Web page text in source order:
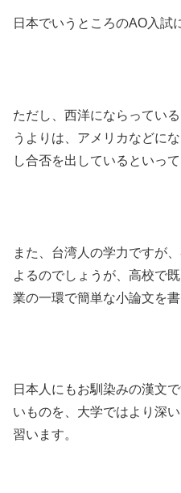
日本でいうところのAO入試
ただし、西洋にならってい
うよりは、アメリカなどに
し合否を出しているといっ
また、台湾人の学力ですが
よるのでしょうが、高校で
業の一環で簡単な小論文を
日本人にもお馴染みの漢文
いものを、大学ではより深
習います。